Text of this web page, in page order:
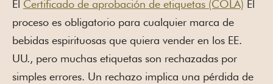
El Certificado de aprobación de etiquetas (COLA) El
proceso es obligatorio para cualquier marca de
bebidas espirituosas que quiera vender en los EE.
UU., pero muchas etiquetas son rechazadas por
simples errores. Un rechazo implica una pérdida de